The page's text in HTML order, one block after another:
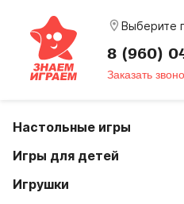
room Выберите
8 (960)
Заказать
Настольные игры
Игры для детей
Игрушки